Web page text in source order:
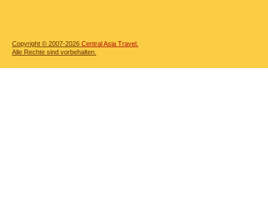
Copyright © 2007-2026 Central Asia Travel.
Alle Rechte sind vorbehalten.